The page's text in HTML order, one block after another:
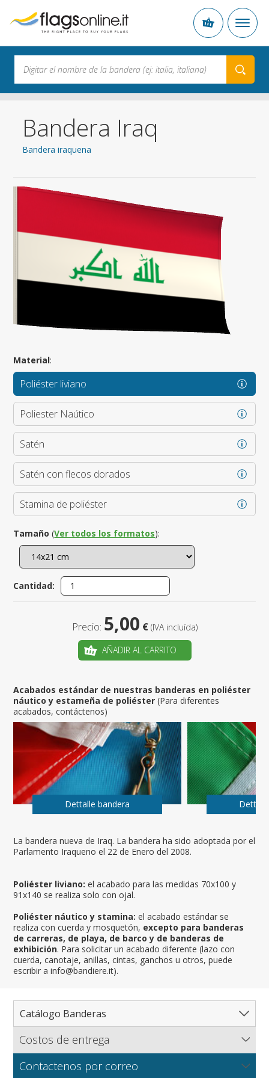
Bandera Iraq
Bandera iraquena
La bandera nueva de Iraq. La bandera ha sido adoptada por el
Parlamento Iraqueno el 22 de Enero del 2008.
Poliéster liviano: el acabado para las medidas 70x100 y
91x140 se realiza solo con ojal.
Poliéster náutico y stamina: el acabado estándar se
realiza con cuerda y mosquetón, excepto para banderas
de carreras, de playa, de barco y de banderas de
exhibición. Para solicitar un acabado diferente (lazo con
cuerda, canotaje, anillas, cintas, ganchos u otros, puede
escribir a info@bandiere.it).
Material:
Poliéster liviano
Poliester Naútico
Satén
Satén con flecos dorados
Stamina de poliéster
Tamaño (Ver todos los formatos):
Cantidad:
Precio: 5,00 € (IVA incluída)
AÑADIR AL CARRITO
Acabados estándar de nuestras banderas en poliéster
náutico y estameña de poliéster (Para diferentes
acabados, contáctenos)
Dettalle bandera
Catálogo Banderas
Catálogo completo de banderas
Costos de entrega
Flagsonline.it calcula los costos de envío en función del
peso de los bienes, el tipo de pago y el método de
Contactenos por correo